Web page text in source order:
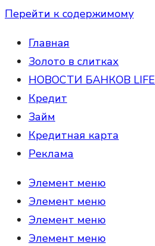
Перейти к содержимому
Главная
Золото в слитках
НОВОСТИ БАНКОВ LIFE
Кредит
Займ
Кредитная карта
Реклама
Элемент меню
Элемент меню
Элемент меню
Элемент меню